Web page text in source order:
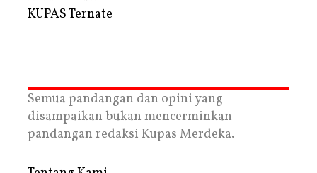
KUPAS Ternate
Semua pandangan dan opini yang
disampaikan bukan mencerminkan
pandangan redaksi Kupas Merdeka.